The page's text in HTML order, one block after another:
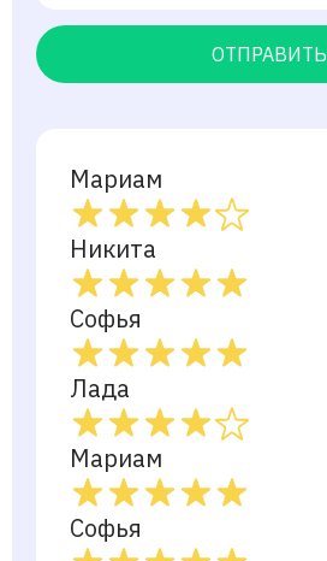
ОТПРАВИТЬ
Мариам
Никита
Софья
Лада
Мариам
Софья